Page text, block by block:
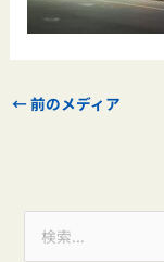
←前のメディア